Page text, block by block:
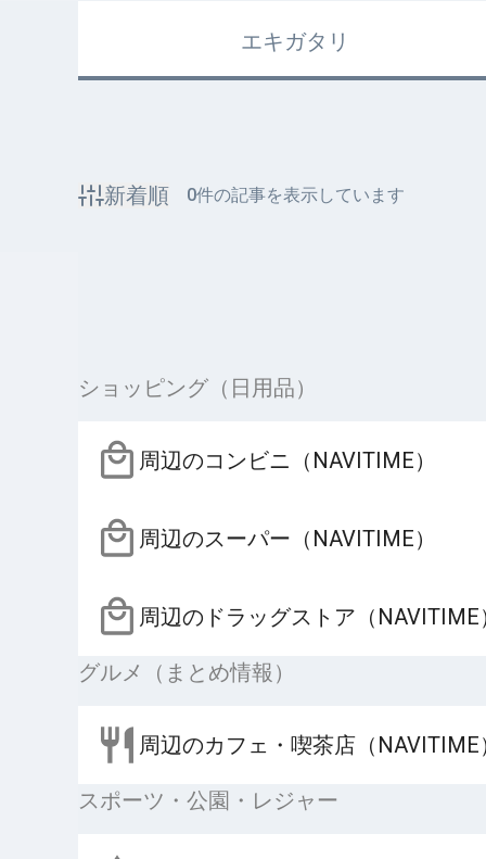
エキガタリ
新着順 0件の記事を表示しています
ショッピング（日用品）
周辺のコンビニ（NAVITIME）
周辺のスーパー（NAVITIME）
周辺のドラッグストア（NAVITIME
グルメ（まとめ情報）
周辺のカフェ・喫茶店（NAVITIME
スポーツ・公園・レジャー